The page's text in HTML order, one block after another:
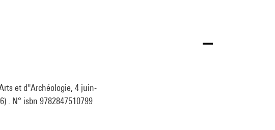
et d''Archéologie, 4 juin-
. N° isbn 9782847510799